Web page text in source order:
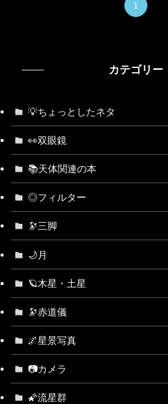
1
カテゴリー
💡ちょっとしたネタ
👀双眼鏡
📚天体関連の本
◎フィルター
🔭三脚
🌙月
🪐木星・土星
🔭赤道儀
🌌星景写真
📷カメラ
🌠流星群